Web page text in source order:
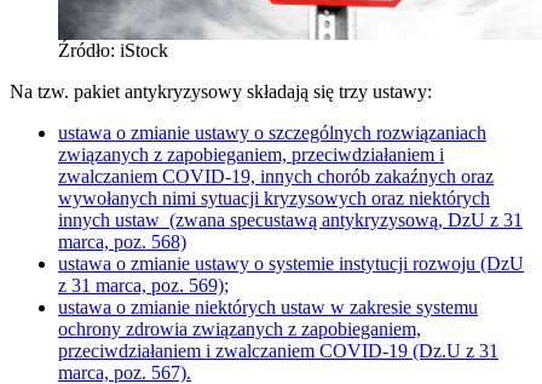
Źródło: iStock
Na tzw. pakiet antykryzysowy składają się trzy ustawy:
ustawa o zmianie ustawy o szczególnych rozwiązaniach
związanych z zapobieganiem, przeciwdziałaniem i
zwalczaniem COVID-19, innych chorób zakaźnych oraz
wywołanych nimi sytuacji kryzysowych oraz niektórych
innych ustaw (zwana specustawą antykryzysową, DzU z 31
marca, poz. 568)
ustawa o zmianie ustawy o systemie instytucji rozwoju (DzU
z 31 marca, poz. 569);
ustawa o zmianie niektórych ustaw w zakresie systemu
ochrony zdrowia związanych z zapobieganiem,
przeciwdziałaniem i zwalczaniem COVID-19 (Dz.U z 31
marca, poz. 567).